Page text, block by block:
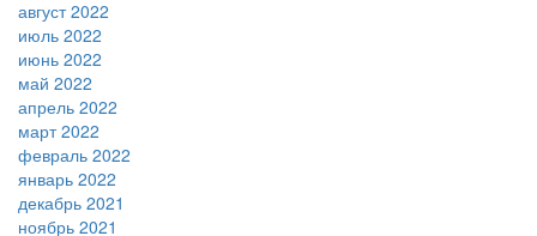
август 2022
июль 2022
июнь 2022
май 2022
апрель 2022
март 2022
февраль 2022
январь 2022
декабрь 2021
ноябрь 2021